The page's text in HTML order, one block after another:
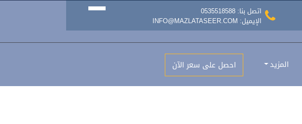
اتصل بنا: 0535518588
الإيميل: INFO@MAZLATASEER.COM
المزيد احصل على سعر الآن